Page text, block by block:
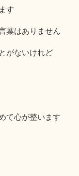
す
葉はありません
がないけれど
て心が整います